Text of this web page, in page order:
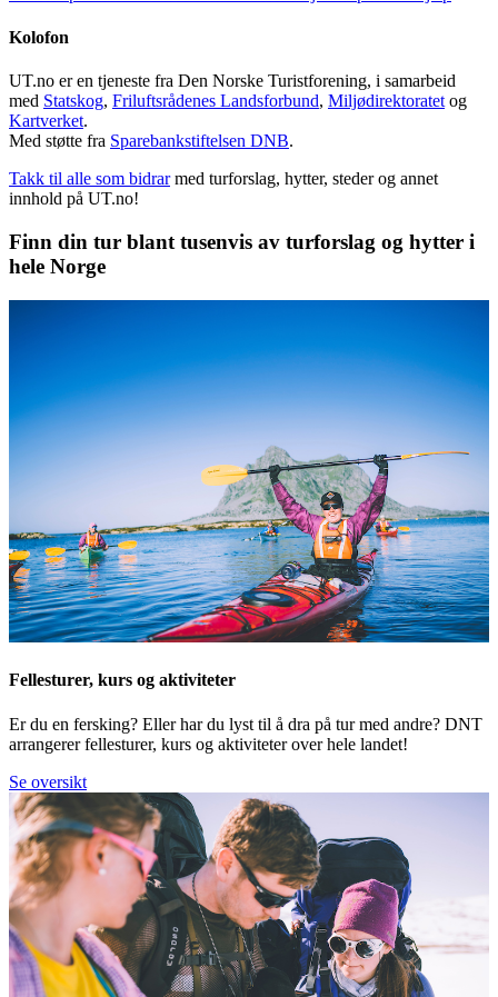
Kolofon
UT.no er en tjeneste fra Den Norske Turistforening, i samarbeid
med Statskog, Friluftsrådenes Landsforbund, Miljødirektoratet og
Kartverket.
Med støtte fra Sparebankstiftelsen DNB.
Takk til alle som bidrar med turforslag, hytter, steder og annet
innhold på UT.no!
Finn din tur blant tusenvis av turforslag og hytter i
hele Norge
Fellesturer, kurs og aktiviteter
Er du en fersking? Eller har du lyst til å dra på tur med andre? DNT
arrangerer fellesturer, kurs og aktiviteter over hele landet!
Se oversikt